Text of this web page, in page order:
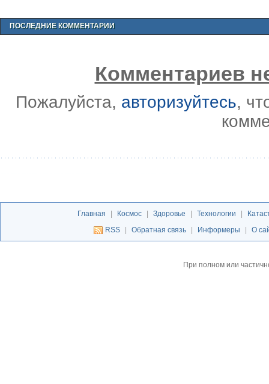
ПОСЛЕДНИЕ КОММЕНТАРИИ
Комментариев
Пожалуйста, авторизуйтесь,
Главная Космос Здоровье Технологии
RSS
Обратная связь Информеры О
При полном или